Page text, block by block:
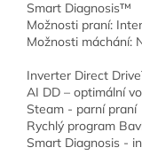
Smart Diagnosis™
Možnosti praní:
Možnosti máchání:
Inverter Direct
AI DD – optimální
Steam - parní praní
Rychlý program
Smart Diagnosis -